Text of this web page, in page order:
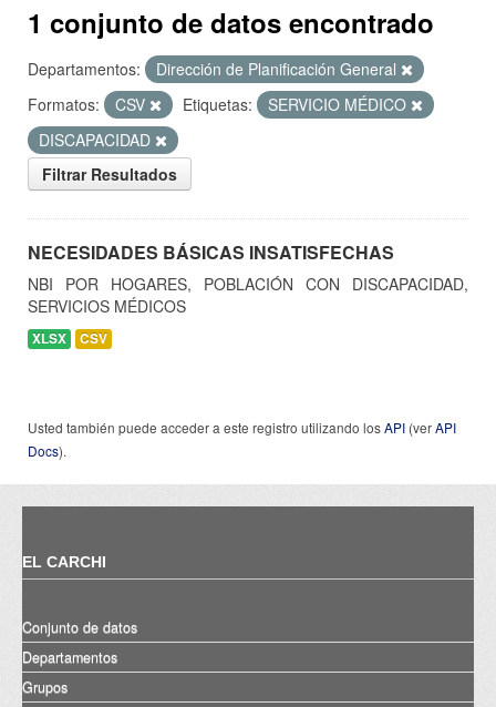
1 conjunto de datos encontrado
Departamentos:
Dirección de Planificación General
Formatos:
CSV Etiquetas:
SERVICIO MÉDICO
DISCAPACIDAD
Filtrar Resultados
NECESIDADES BÁSICAS INSATISFECHAS
NBI POR HOGARES, POBLACIÓN CON DISCAPACIDAD,
SERVICIOS MÉDICOS
XLSX CSV
Usted también puede acceder a este registro utilizando losAPI (verAPI
Docs).
EL CARCHI
Conjunto de datos
Departamentos
Grupos